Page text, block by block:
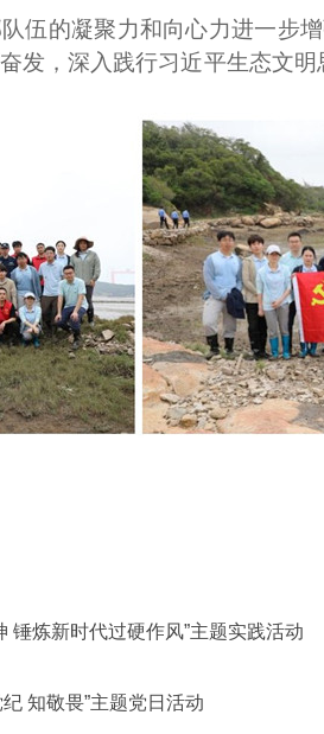
队伍的凝聚力和向心力进一步
发，深入践行习近平生态文
锤炼新时代过硬作风”主题实践活动
知敬畏”主题党日活动